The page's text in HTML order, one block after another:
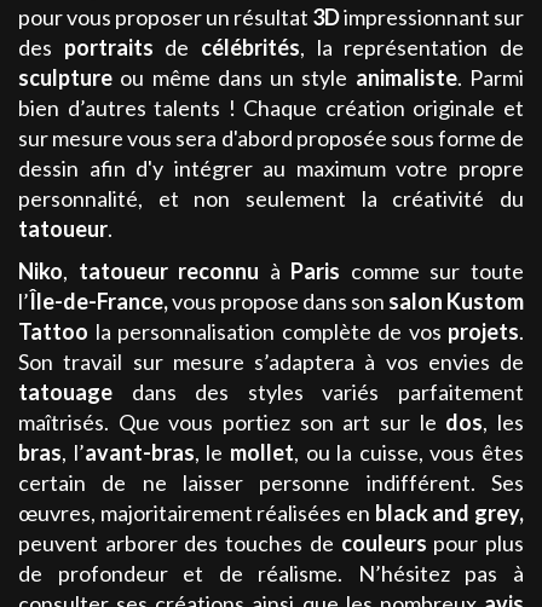
pour vous proposer un résultat 3Dimpressionnant sur
des portraits de célébrités, la représentation de
sculpture ou même dans un style animaliste. Parmi
bien d’autres talents ! Chaque création originale et
sur mesure vous sera d'abord proposée sous forme de
dessin afin d'y intégrer au maximum votre propre
personnalité, et non seulement la créativité du
tatoueur.
Niko, tatoueur reconnu à Paris comme sur toute
l’Île-de-France,vous propose dans son salon Kustom
Tattoo la personnalisation complète de vos projets.
Son travail sur mesure s’adaptera à vos envies de
tatouage dans des styles variés parfaitement
maîtrisés. Que vous portiez son art sur le dos, les
bras, l’avant-bras, le mollet, ou la cuisse, vous êtes
certain de ne laisser personne indifférent. Ses
œuvres, majoritairement réalisées en black and grey,
peuvent arborer des touches de couleurs pour plus
de profondeur et de réalisme. N’hésitez pas à